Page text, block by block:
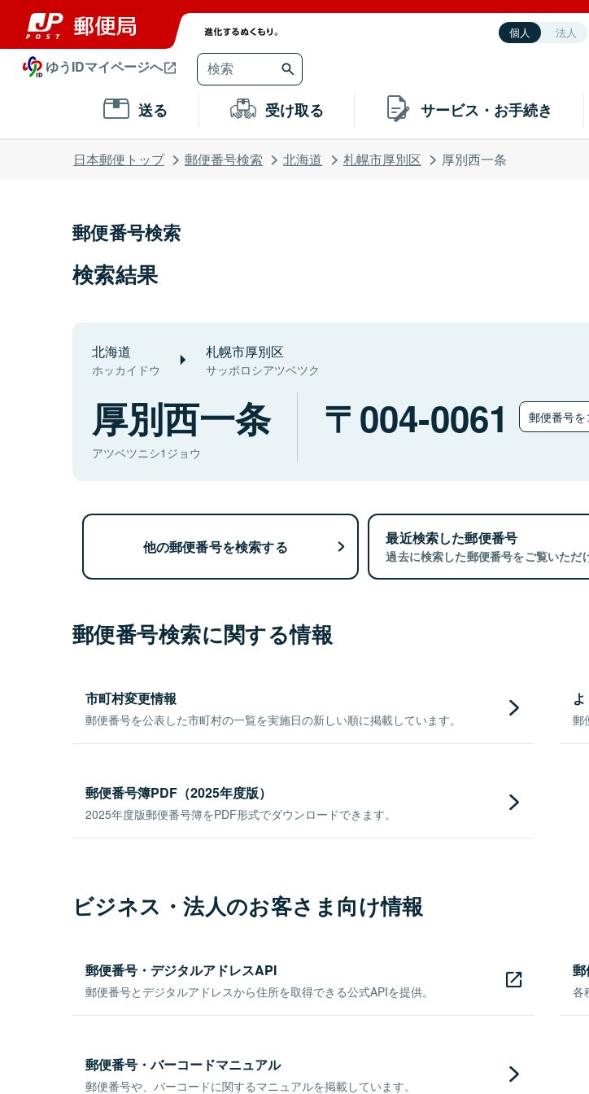
個人 法人
ゆうIDマイページへ
送る 受け取る サービス・お手続き
日本郵便トップ 郵便番号検索 北海道 札幌市厚別区 厚別西一条
郵便番号検索
検索結果
北海道
ホッカイドウ
札幌市厚別区
サッポロシアツベツク
厚別西一条
アツベツニシ1ジョウ
004-0061 郵便番号
他の郵便番号を検索する 最近検索した郵便番号
過去に検索した郵便番号をご覧いただ
郵便番号検索に関する情報
市町村変更情報
郵便番号を公表した市町村の一覧を実施日の新しい順に掲載しています。 郵
郵便番号簿PDF（2025年度版）
2025年度版郵便番号簿をPDF形式でダウンロードできます。
ビジネス・法人のお客さま向け情報
郵便番号・デジタルアドレスAPI
郵便番号とデジタルアドレスから住所を取得できる公式APIを提供。
郵
各
郵便番号・バーコードマニュアル
郵便番号や、バーコードに関するマニュアルを掲載しています。